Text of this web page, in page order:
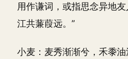
用作谦词，或指思念异地友
江共蒹葭远。”
小麦：麦秀渐渐兮，禾黍油